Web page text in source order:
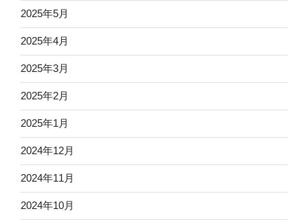
2025年5月
2025年4月
2025年3月
2025年2月
2025年1月
2024年12月
2024年11月
2024年10月